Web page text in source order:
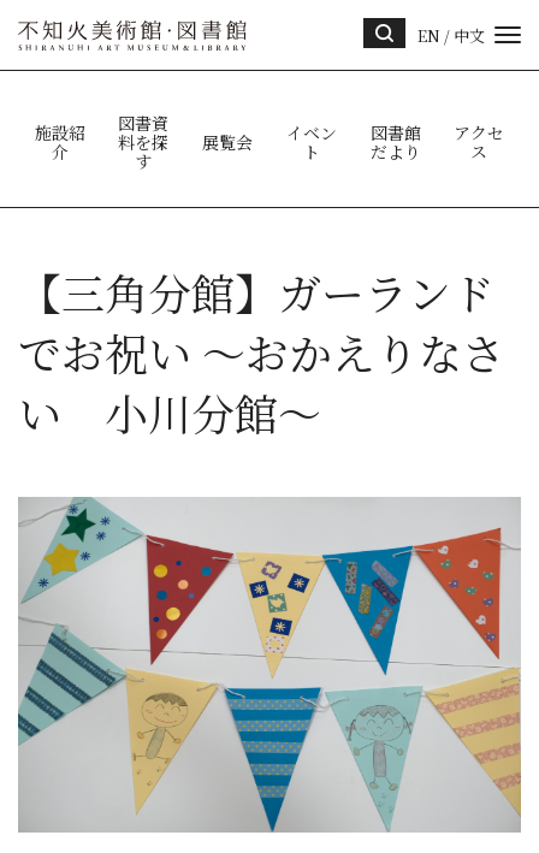
ト内
EN / 中文
施設紹
介
図書資
料を探
す
展覧会
イベン
ト
図書館
だより
アクセ
ス
【三角分館】ガーランド
でお祝い ～おかえりなさ
い 小川分館～